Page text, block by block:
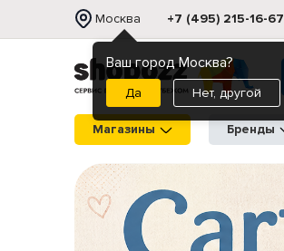
Москва
Ваш город Москва?
Нет, другой
+7 (495) 215-16-67
Магазины Бренды